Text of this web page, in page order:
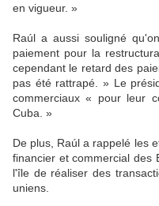
en vigueur. »
Raúl a aussi souligné
paiement pour la
cependant le retard des
pas été rattrapé. » Le
commerciaux « pour leur
Cuba. »
De plus, Raúl a rappelé les
financier et commercial des
l'île de réaliser des
uniens.